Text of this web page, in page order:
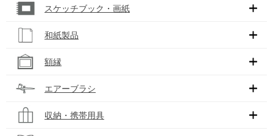
スケッチブック・画紙
和紙製品
額縁
エアーブラシ
収納・携帯用具